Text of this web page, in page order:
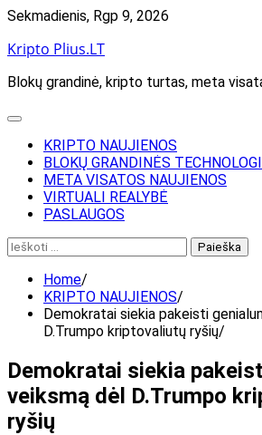
Skip
content
Sekmadienis, Rgp 9, 2026
Kripto Plius.LT
Blokų grandinė, kripto turtas, meta
KRIPTO NAUJIENOS
BLOKŲ GRANDINĖS
META VISATOS NAUJIENOS
VIRTUALI REALYBĖ
PASLAUGOS
Ieškoti:
Home
KRIPTO NAUJIENOS
Demokratai siekia pakeisti
D.Trumpo kriptovaliutų ryšių
Demokratai siekia
veiksmą dėl D.Trumpo
ryšių